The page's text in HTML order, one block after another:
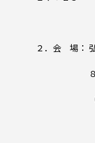
（受付
２．会 場：
８階 八
（弘前市
TEL：０